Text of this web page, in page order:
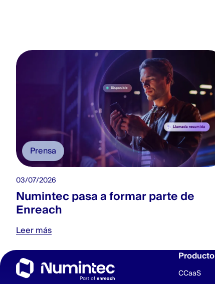
Prensa
03/07/2026
Numintec pasa a formar parte de
Enreach
Leer más
Producto
CCaaS